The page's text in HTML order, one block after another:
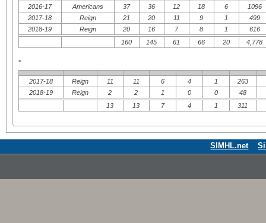
2016-17
Americans 37 36 12 18 6
1096
2017-18
Reign 21 20 11 9 1
499
2018-19
Reign 20 16 7 8 1
616
160
145 61 66 20 4,778
-
2017-18 Reign 11 11 6 4 1 263
2018-19
Reign 2 2 1 0 0
48
13
13 7 4 1 311
SIMHL.net